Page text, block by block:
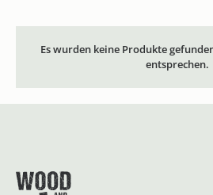
Es wurden keine Produkte
entsprechen.